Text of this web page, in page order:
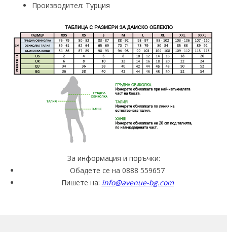
Производител: Турция
За информация и поръчки:
Обадете се на 0888 559657
Пишете на: info@avenue-bg.com